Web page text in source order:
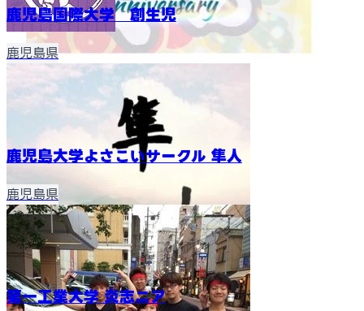
鹿児島国際大学 創生児
鹿児島県
鹿児島大学よさこいサークル 隼人
鹿児島県
第一工業大学 炎志ニア